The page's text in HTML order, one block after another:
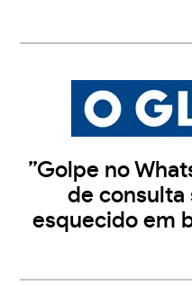
”Golpe no
de consulta
esquecido em